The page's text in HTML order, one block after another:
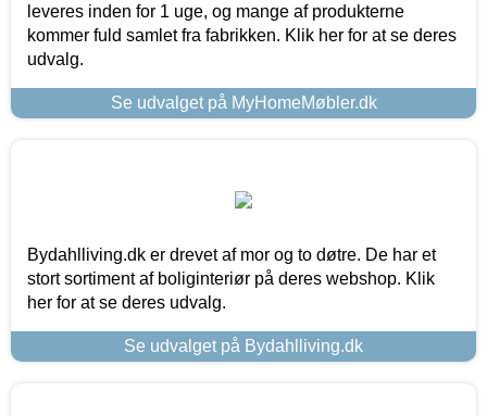
leveres inden for 1 uge, og mange af produkterne
kommer fuld samlet fra fabrikken. Klik her for at se deres
udvalg.
Se udvalget på MyHomeMøbler.dk
Bydahlliving.dk er drevet af mor og to døtre. De har et
stort sortiment af boliginteriør på deres webshop. Klik
her for at se deres udvalg.
Se udvalget på Bydahlliving.dk